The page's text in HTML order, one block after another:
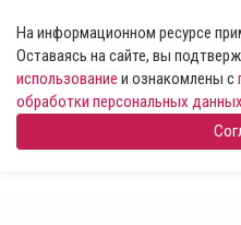
На информационном ресурсе
Оставаясь на сайте, вы
использование и ознакомлены с
обработки персональных данных